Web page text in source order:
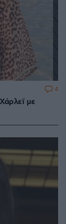
με
4